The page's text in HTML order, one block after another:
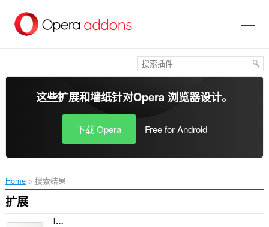
这些扩展和墙纸针对Opera 浏览器设计。
下载 Opera Free for Android
Home 搜索结果
扩展
Image Autosizer